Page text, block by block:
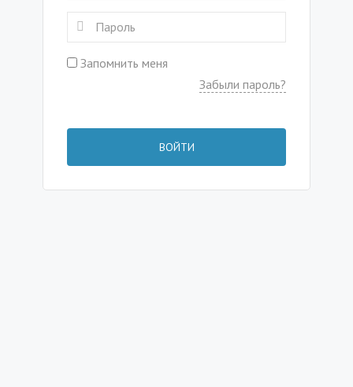
Запомнить меня
Забыли пароль?
ВОЙТИ